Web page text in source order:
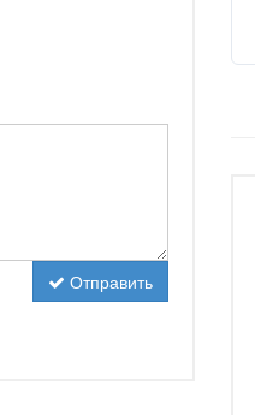
Отправить